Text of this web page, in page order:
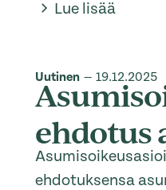
Lue lisää
Uutinen — 19.12.2025
ehdotus
ehdotuksensa